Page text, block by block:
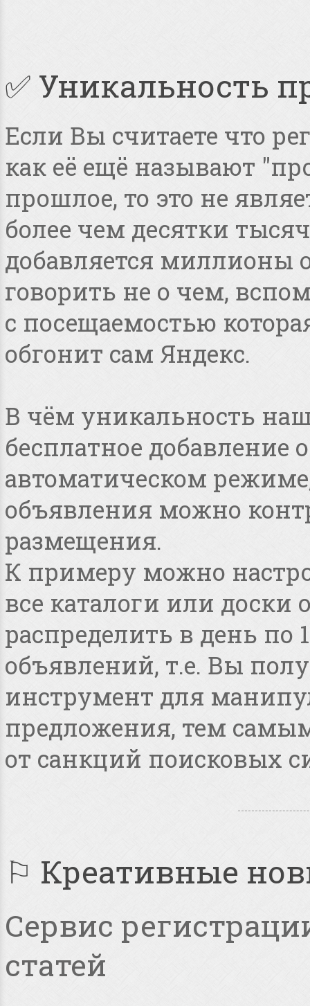
✅ Уникальность
Если Вы считаете что
как её ещё называют
прошлое, то это не
более чем десятки
добавляется миллионы
говорить не о чем,
с посещаемостью
обгонит сам Яндекс.
В чём уникальность
бесплатное добавление
автоматическом
объявления можно
размещения.
К примеру можно
все каталоги или
распределить в день по
объявлений, т.е. Вы
инструмент для
предложения, тем
от санкций поисковых
⚐ Креативные
Сервис
статей